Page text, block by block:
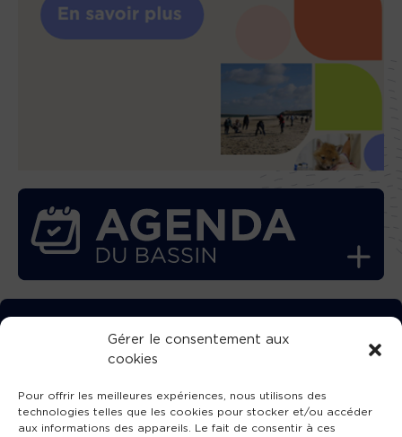
Gérer le consentement aux
cookies
Pour offrir les meilleures expériences, nous utilisons des
technologies telles que les cookies pour stocker et/ou accéder
aux informations des appareils. Le fait de consentir à ces
TÉLÉCHARGEZ GRATUITEMENT
L’APPLICATION TVBA !